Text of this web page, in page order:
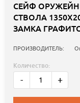
СЕЙФ
СТВОЛА
ЗАМКА
ПРОИЗВОДИТЕЛЬ:
Количество:
- +